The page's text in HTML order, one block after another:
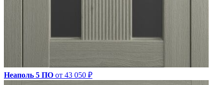
Неаполь 5 ПО от 43 050 ₽